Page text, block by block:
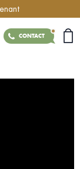
CONTACT